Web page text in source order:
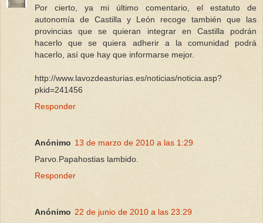
Por cierto, ya mi último comentario, el estatuto de
autonomía de Castilla y León recoge también que las
provincias que se quieran integrar en Castilla podrán
hacerlo que se quiera adherir a la comunidad podrá
hacerlo, así que hay que informarse mejor.
http://www.lavozdeasturias.es/noticias/noticia.asp?
pkid=241456
Responder
Anónimo 13 de marzo de 2010 a las 1:29
Parvo.Papahostias lambido.
Responder
Anónimo 22 de junio de 2010 a las 23:29